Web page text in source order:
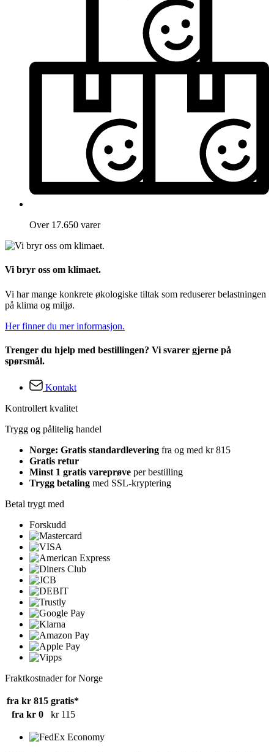
Over 17.650 varer
Vi bryr oss om klimaet.
Vi har mange konkrete økologiske tiltak som reduserer belastningen
på klima og miljø.
Her finner du mer informasjon.
Trenger du hjelp med bestillingen? Vi svarer gjerne på
spørsmål.
Kontakt
Kontrollert kvalitet
Trygg og pålitelig handel
Norge: Gratis standardlevering fra og med kr 815
Gratis retur
Minst 1 gratis vareprøve per bestilling
Trygg betaling med SSL-kryptering
Betal trygt med
Forskudd
Fraktkostnader for Norge
fra kr 815 gratis*
fra kr 0
kr 115